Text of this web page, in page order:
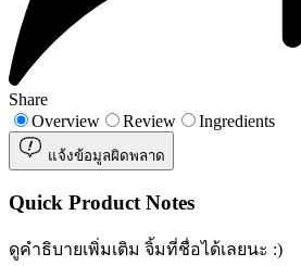
Share
Overview
Review Ingredients
แจ้งข้อมูลผิดพลาด
Quick Product Notes
ดูคำธิบายเพิ่มเติม จิ้มที่ชื่อได้เลยนะ :)